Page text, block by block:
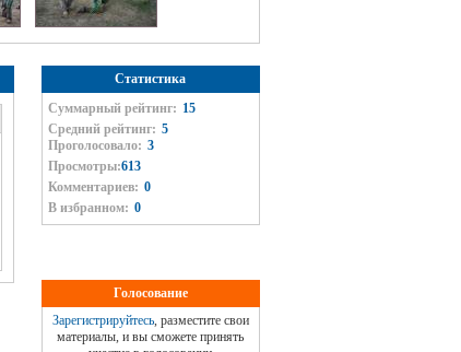
Статистика
Суммарный рейтинг: 15
Средний рейтинг: 5
Проголосовало: 3
Просмотры:613
Комментариев: 0
В избранном: 0
Голосование
Зарегистрируйтесь, разместите свои
материалы, и вы сможете принять